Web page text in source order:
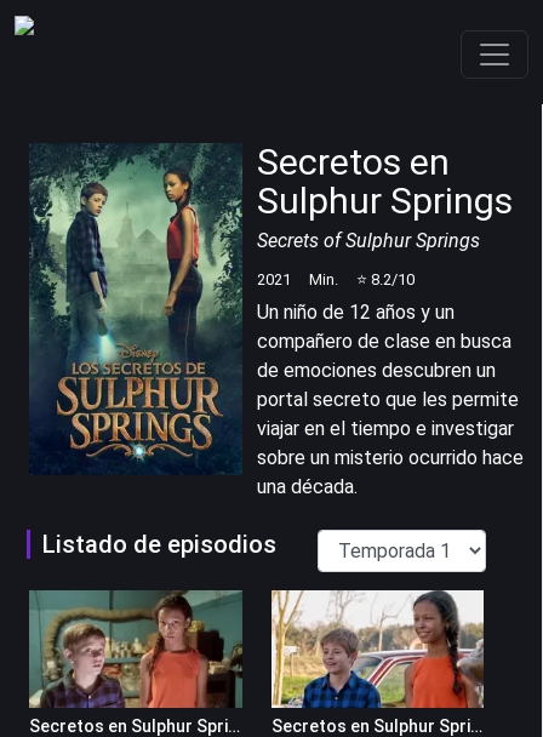
Secretos en
Sulphur Springs
Secrets of Sulphur Springs
2021 Min. ⭐ 8.2/10
Un niño de 12 años y un
compañero de clase en busca
de emociones descubren un
portal secreto que les permite
viajar en el tiempo e investigar
sobre un misterio ocurrido hace
una década.
Listado de episodios
Secretos en Sulphur Springs 1x1 Secretos en Sulphur Springs 1x2